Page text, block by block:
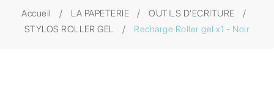
Accueil LA PAPETERIE
OUTILS D'ECRITURE
STYLOS ROLLER GEL
Recharge Roller gel x1 - Noir